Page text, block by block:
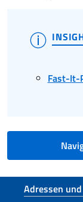
Fast-It-
Adressen